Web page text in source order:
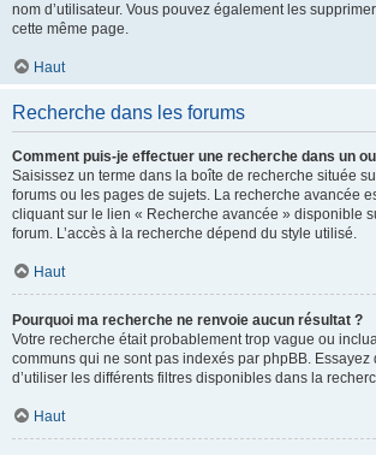
nom d’utilisateur. Vous pouvez également les
cette même page.
Haut
Recherche dans les forums
Comment puis-je effectuer une recherche dans un
Saisissez un terme dans la boîte de recherche située
forums ou les pages de sujets. La recherche avancée
cliquant sur le lien « Recherche avancée » disponible
forum. L’accès à la recherche dépend du style utilisé.
Haut
Pourquoi ma recherche ne renvoie aucun résultat ?
Votre recherche était probablement trop vague ou
communs qui ne sont pas indexés par phpBB. Essayez
d’utiliser les différents filtres disponibles dans la
Haut